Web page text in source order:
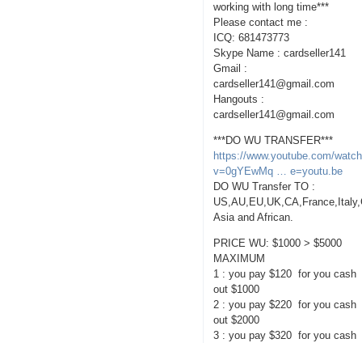
working with long time***
Please contact me :
ICQ: 681473773
Skype Name : cardseller141
Gmail :
cardseller141@gmail.com
Hangouts :
cardseller141@gmail.com
***DO WU TRANSFER***
https://www.youtube.com/
v=0gYEwMq … e=youtu.be
DO WU Transfer TO :
Asia and African.
PRICE WU: $1000 > $5000
MAXIMUM
1 : you pay $120 for you cash
out $1000
2 : you pay $220 for you cash
out $2000
3 : you pay $320 for you cash